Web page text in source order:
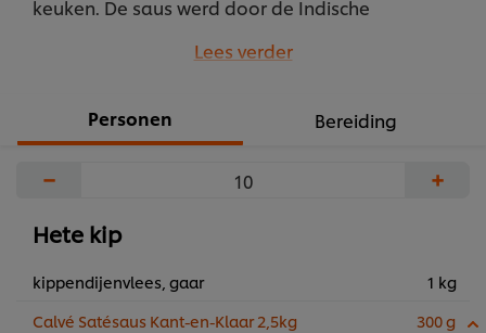
keuken. De saus werd door de Indische
evenals kroepoek, saté en nasi en bami goreng.
populairste sausen in Nederland.
Lees verder
Personen Bereiding
− +
Hete kip
kippendijenvlees, gaar
1 kg
Calvé Satésaus Kant-en-Klaar 2,5kg
300 g